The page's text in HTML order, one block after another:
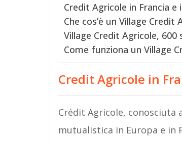
Credit Agricole in Francia e
Che cos’è un Village Credit
Village Credit Agricole,
Come funziona un Village
Credit Agricole in
Crédit Agricole, conosciuta
mutualistica in Europa e in